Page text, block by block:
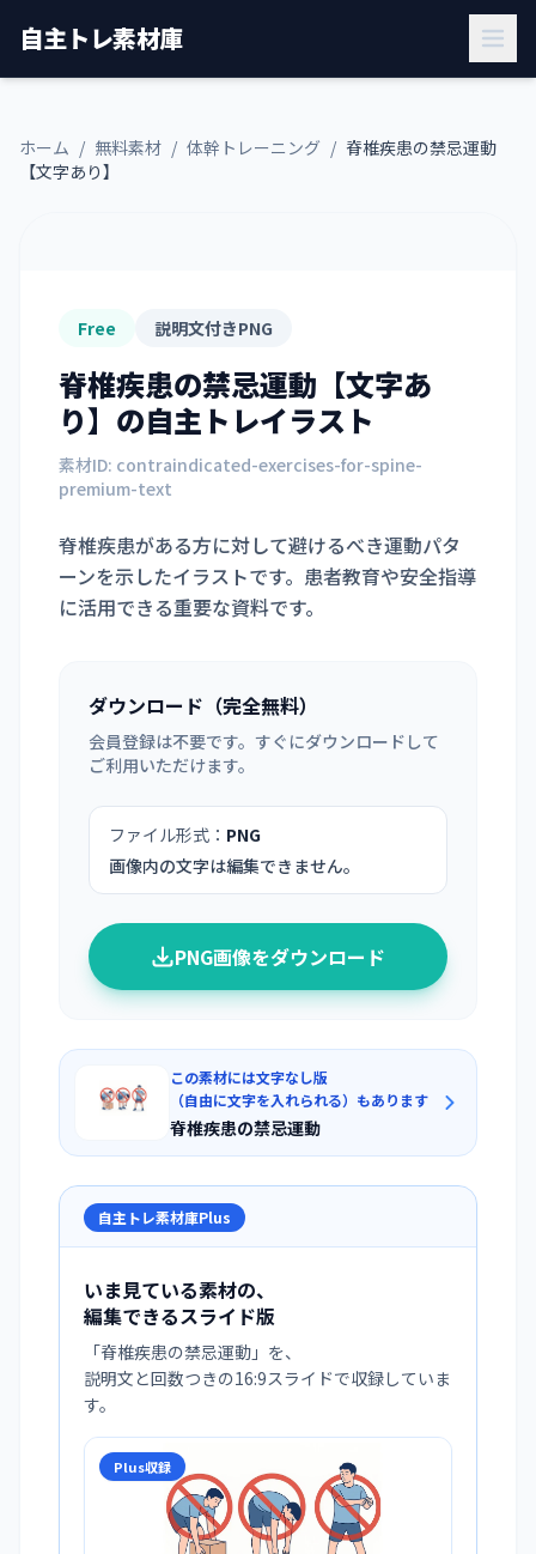
自主トレ素材庫
ホーム / 無料素材 / 体幹トレーニング / 脊椎疾患の禁忌運動
【文字あり】
Free 説明文付きPNG
脊椎疾患の禁忌運動【文字あ
り】 の自主トレイラスト
素材ID: contraindicated-exercises-for-spine-
premium-text
脊椎疾患がある方に対して避けるべき運動パタ
ーンを示したイラストです。患者教育や安全指導
に活用できる重要な資料です。
ダウンロード（完全無料）
会員登録は不要です。すぐにダウンロードして
ご利用いただけます。
ファイル形式： PNG
画像内の文字は編集できません。
PNG画像をダウンロード
この素材には文字なし版
（自由に文字を入れられる）もあります
脊椎疾患の禁忌運動
自主トレ素材庫Plus
いま見ている素材の、
編集できるスライド版
「脊椎疾患の禁忌運動 」を、
説明文と回数つきの16:9スライドで収録していま
す。
Plus収録